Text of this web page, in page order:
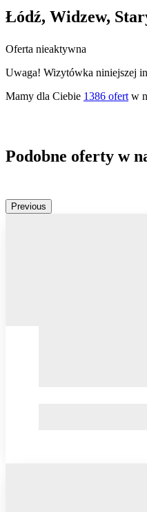
Łódź, Widzew,
Oferta nieaktywna
Uwaga! Wizytówka niniejszej
Mamy dla Ciebie 1386 ofert w
Podobne oferty w
Previous